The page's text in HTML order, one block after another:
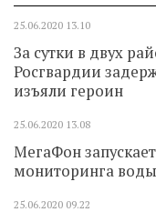
25.06.2020 13.10
За сутки в двух
Росгвардии
изъяли героин
25.06.2020 13.08
МегаФон
мониторинга воды
25.06.2020 09.22